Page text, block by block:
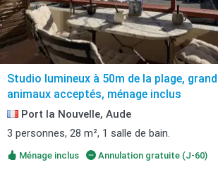
Studio lumineux à 50m de la plage,
animaux acceptés, ménage inclus
Port la Nouvelle, Aude
3 personnes, 28 m², 1 salle de bain.
Ménage inclus Annulation gratuite (J-60)